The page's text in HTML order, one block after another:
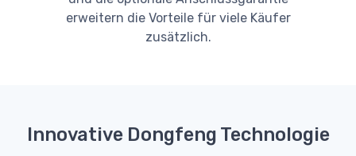
erweitern die Vorteile für viele Käufer
zusätzlich.
Innovative Dongfeng Technologie